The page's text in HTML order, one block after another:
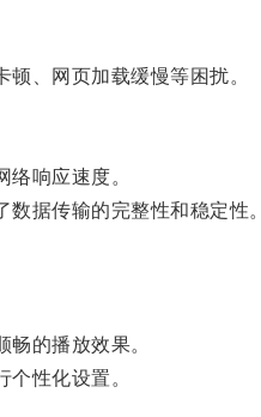
、网页加载缓慢等困扰。
响应速度。
据传输的完整性和稳定性。
的播放效果。
性化设置。